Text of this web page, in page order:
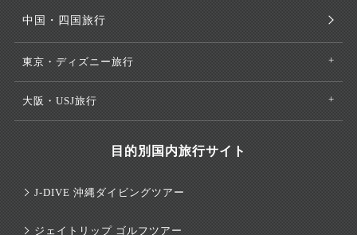
中国・四国旅行
東京・ディズニー旅行
大阪・USJ旅行
目的別国内旅行サイト
J-DIVE 沖縄ダイビングツアー
ジェイトリップ ゴルフツアー